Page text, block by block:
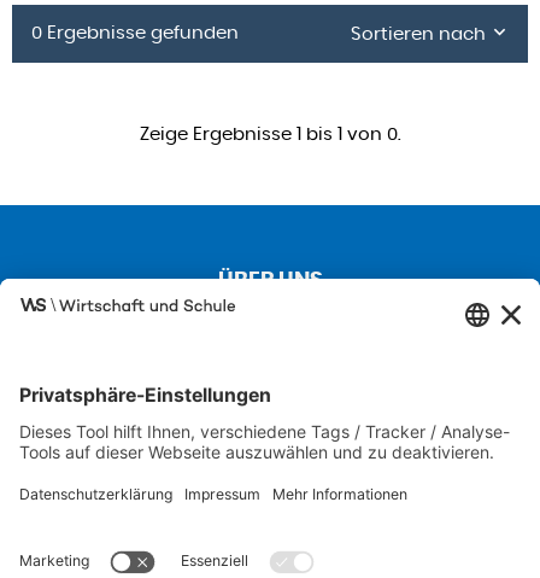
0 Ergebnisse gefunden Sortieren nach
Zeige Ergebnisse 1 bis 1 von 0.
ÜBER UNS
Über uns
Besuchen Sie auch unsere Partnerseiten
FIT FÜR DIE WIRTSCHAFT